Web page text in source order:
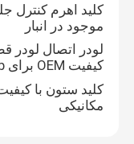
موجود در انبار
کیفیت OEM برای Jcb
مکانیکی